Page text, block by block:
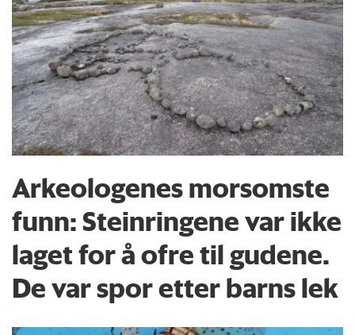
Arkeologenes morsomste
funn: Steinringene var ikke
laget for å ofre til gudene.
De var spor etter barns lek